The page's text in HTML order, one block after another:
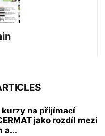
kurzy na přijímací
jako rozdíl mezi
a...